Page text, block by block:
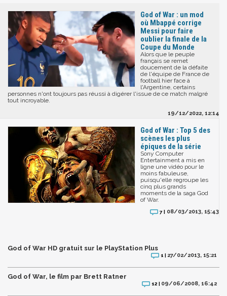
God of War : un mod
où Mbappé corrige
Messi pour faire
oublier la finale de la
Coupe du Monde
Alors que le peuple
français se remet
doucement de la défaite
de l'équipe de France de
football hier face à
l'Argentine, certains
personnes n'ont toujours pas réussi à digérer l'issue de ce match malgré
tout incroyable.
19/12/2022, 12:14
God of War : Top 5 des
scènes les plus
épiques de la série
Sony Computer
Entertainment a mis en
ligne une vidéo pour le
moins fabuleuse,
puisqu'elle regroupe les
cinq plus grands
moments de la saga God
of War.
7 | 08/03/2013, 15:43
God of War HD gratuit sur le PlayStation Plus
1 | 27/02/2013, 15:21
God of War, le film par Brett Ratner
12 | 09/06/2008, 16:42